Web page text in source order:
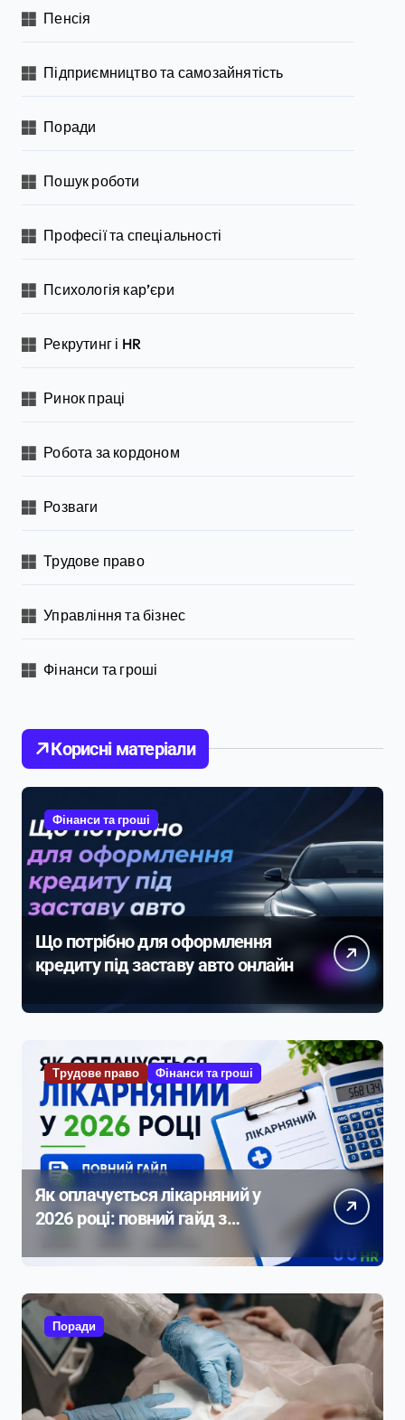
Пенсія
Підприємництво та самозайнятість
Поради
Пошук роботи
Професії та спеціальності
Психологія кар’єри
Рекрутинг і HR
Ринок праці
Робота за кордоном
Розваги
Трудове право
Управління та бізнес
Фінанси та гроші
Корисні матеріали
Фінанси та гроші
Що потрібно для оформлення
кредиту під заставу авто онлайн
Трудове право Фінанси та гроші
Як оплачується лікарняний у
2026 році: повний гайд з
Поради